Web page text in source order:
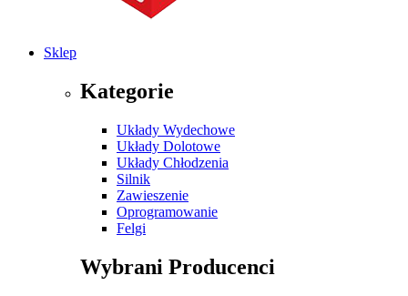
Sklep
Kategorie
Układy Wydechowe
Układy Dolotowe
Układy Chłodzenia
Silnik
Zawieszenie
Oprogramowanie
Felgi
Wybrani Producenci